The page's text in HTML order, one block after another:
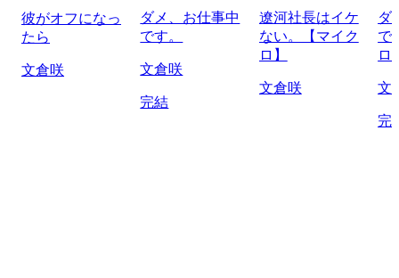
彼がオフになっ
たら
文倉咲
ダメ、お仕事中
です。
文倉咲
完結
遼河社長はイケ
ない。【マイク
ロ】
文倉咲
ダ
で
ロ
文
完